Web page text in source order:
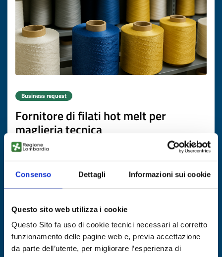
Consenso Dettagli Informazioni sui cookie
Questo sito web utilizza i cookie
Questo Sito fa uso di cookie tecnici necessari al corretto
funzionamento delle pagine web e, previa accettazione
da parte dell’utente, per migliorare l’esperienza di
Business request
Fornitore di filati hot melt per
maglieria tecnica
ID: BRPL20251105003
DISCOVER MORE →
Expires on20 novembre 2026